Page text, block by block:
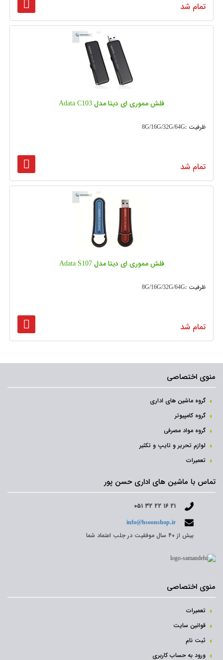
تمام شد
فلش مموری ای دیتا مدل Adata C103
ظرفیت :8G/16G/32G/64G
تمام شد
فلش مموری ای دیتا مدل Adata S107
ظرفیت :8G/16G/32G/64G
تمام شد
منوی اختصاصی
گروه ماشین های اداری
گروه کامپیوتر
گروه مواد مصرفی
لوازم تحریر و تایپ و تکثیر
تعمیرات
تماس با ماشین های اداری حسن پور
۰۵۱ ۳۲ ۲۲ ۱۶ ۲۱
info@hsoonshop.ir
بیش از ۴۰ سال موفقیت در جلب اعتماد شما
منوی اختصاصی
تعمیرات
قوانین سایت
ثبت نام‌
ورود به حساب کاربری